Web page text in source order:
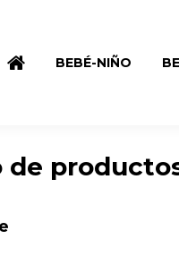
BEBÉ-NIÑO
de